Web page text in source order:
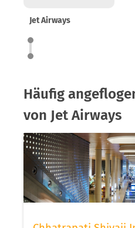
Jet Airways
Häufig
von Jet Airways